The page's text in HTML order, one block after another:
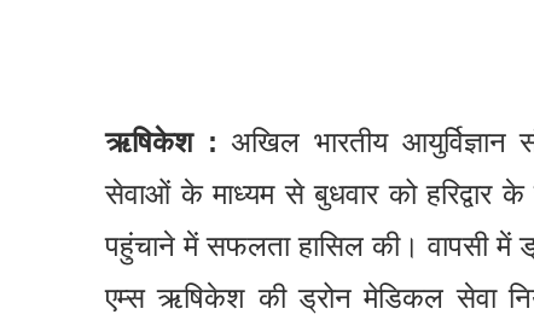
ऋषिकेश : अखिल भारतीय
सेवाओं के माध्यम से बुधवार को हरिद्वार
पहुंचाने में सफलता हासिल की। वापसी
एम्स ऋषिकेश की ड्रोन मेडिकल सेवा